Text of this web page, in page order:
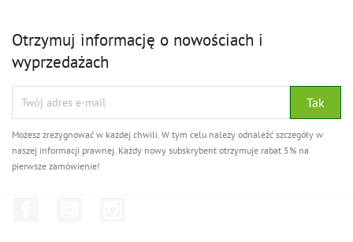
Otrzymuj informację o nowościach i
wyprzedażach
Możesz zrezygnować w każdej chwili. W tym celu należy odnaleźć szczegóły w
naszej informacji prawnej. Każdy nowy subskrybent otrzymuje rabat 5% na
pierwsze zamówienie!